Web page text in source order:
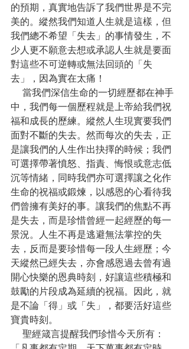
的預期，真實地告訴了我們世界是不完
美的。縱然我們知道人生就是這樣，但
我們總不希望「失去」的事情發生，不
少人更不願意去想或承認人生就是要面
對這些不可逆轉或無法回頭的「失
去」，因為實在太痛！
中，我們每一個歷程就是上帝給我們祝
福和成長的歷練。縱然人生現實要我們
面對不斷的失去。然而每次的失去，正
是讓我們的人生作出抉擇的時候；我們
可選擇帶著憤怒、指責、悔恨或意志低
沉等情緒，同時我們亦可選擇讓之化作
生命的祝福或鍛煉，以感恩的心看待我
們曾擁有美好的事。讓我們的焦點不再
是失去，而是珍惜曾經一起經歷的每一
景況。人生不再是逃避無法掌控的失
去，反而是要珍惜每一段人生經歷；今
天縱然已經失去，亦會感恩過去曾有過
開心快樂的恩典時刻，好讓這些積極和
鼓勵的片段成為延續的祝福。因此，就
是不論「得」或「失」，都要活好這些
寶貴時刻。